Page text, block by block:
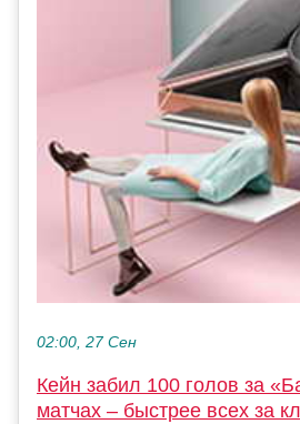
02:00, 27 Сен
Кейн забил 100 голов за
матчах – быстрее всех за